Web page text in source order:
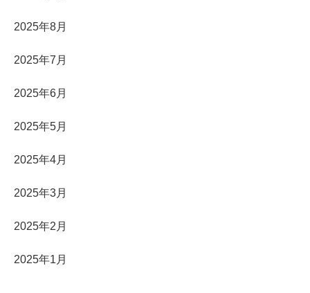
2025年8月
2025年7月
2025年6月
2025年5月
2025年4月
2025年3月
2025年2月
2025年1月